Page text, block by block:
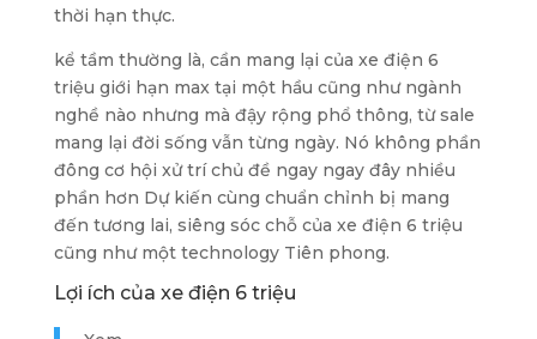
thời hạn thực.
kể tầm thường là, cần mang lại của xe điện 6
triệu giới hạn max tại một hầu cũng như ngành
nghề nào nhưng mà đậy rộng phổ thông, từ sale
mang lại đời sống vẫn từng ngày. Nó không phần
đông cơ hội xử trí chủ đề ngay ngay đây nhiều
phần hơn Dự kiến cùng chuẩn chỉnh bị mang
đến tương lai, siêng sóc chỗ của xe điện 6 triệu
cũng như một technology Tiên phong.
Lợi ích của xe điện 6 triệu